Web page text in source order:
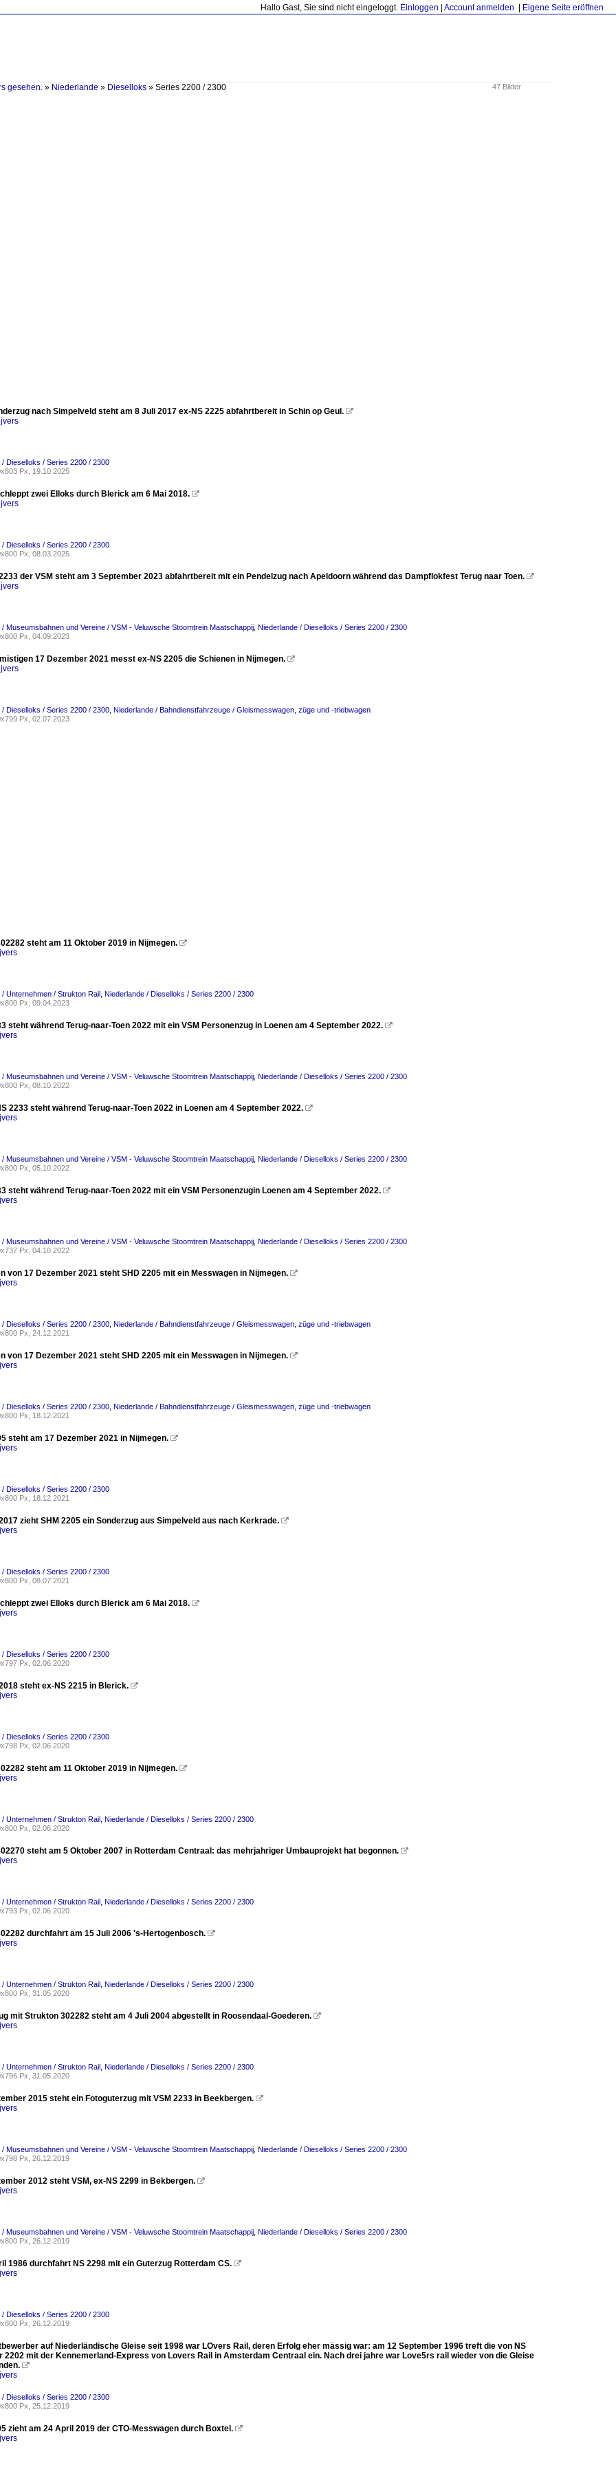
Hallo Gast, Sie sind nicht eingeloggt. Einloggen Account anmelden Eigene Seite eröffnen
47 Bilder
gesehen. » Niederlande » Dieselloks » Series 2200 / 2300
nach Simpelveld steht am 8 Juli 2017 ex-NS 2225 abfahrtbereit in Schin op Geul. 
/ Dieselloks / Series 2200 / 2300
Px, 19.10.2025
zwei Elloks durch Blerick am 6 Mai 2018. 
/ Dieselloks / Series 2200 / 2300
Px, 08.03.2025
der VSM steht am 3 September 2023 abfahrtbereit mit ein Pendelzug nach Apeldoorn während das Dampflokfest Terug naar Toen. 
/ Museumsbahnen und Vereine / VSM - Veluwsche Stoomtrein Maatschappij Niederlande / Dieselloks / Series 2200 / 2300
Px, 04.09.2023
17 Dezember 2021 messt ex-NS 2205 die Schienen in Nijmegen. 
/ Dieselloks / Series 2200 / 2300 Niederlande / Bahndienstfahrzeuge / Gleismesswagen, züge und -triebwagen
Px, 02.07.2023
steht am 11 Oktober 2019 in Nijmegen. 
/ Unternehmen / Strukton Rail Niederlande / Dieselloks / Series 2200 / 2300
Px, 09.04.2023
steht während Terug-naar-Toen 2022 mit ein VSM Personenzug in Loenen am 4 September 2022. 
/ Museumsbahnen und Vereine / VSM - Veluwsche Stoomtrein Maatschappij Niederlande / Dieselloks / Series 2200 / 2300
Px, 08.10.2022
2233 steht während Terug-naar-Toen 2022 in Loenen am 4 September 2022. 
/ Museumsbahnen und Vereine / VSM - Veluwsche Stoomtrein Maatschappij Niederlande / Dieselloks / Series 2200 / 2300
Px, 05.10.2022
steht während Terug-naar-Toen 2022 mit ein VSM Personenzugin Loenen am 4 September 2022. 
/ Museumsbahnen und Vereine / VSM - Veluwsche Stoomtrein Maatschappij Niederlande / Dieselloks / Series 2200 / 2300
Px, 04.10.2022
von 17 Dezember 2021 steht SHD 2205 mit ein Messwagen in Nijmegen. 
/ Dieselloks / Series 2200 / 2300 Niederlande / Bahndienstfahrzeuge / Gleismesswagen, züge und -triebwagen
Px, 24.12.2021
von 17 Dezember 2021 steht SHD 2205 mit ein Messwagen in Nijmegen. 
/ Dieselloks / Series 2200 / 2300 Niederlande / Bahndienstfahrzeuge / Gleismesswagen, züge und -triebwagen
Px, 18.12.2021
steht am 17 Dezember 2021 in Nijmegen. 
/ Dieselloks / Series 2200 / 2300
Px, 18.12.2021
zieht SHM 2205 ein Sonderzug aus Simpelveld aus nach Kerkrade. 
/ Dieselloks / Series 2200 / 2300
Px, 08.07.2021
zwei Elloks durch Blerick am 6 Mai 2018. 
/ Dieselloks / Series 2200 / 2300
Px, 02.06.2020
steht ex-NS 2215 in Blerick. 
/ Dieselloks / Series 2200 / 2300
Px, 02.06.2020
steht am 11 Oktober 2019 in Nijmegen. 
/ Unternehmen / Strukton Rail Niederlande / Dieselloks / Series 2200 / 2300
Px, 02.06.2020
steht am 5 Oktober 2007 in Rotterdam Centraal: das mehrjahriger Umbauprojekt hat begonnen. 
/ Unternehmen / Strukton Rail Niederlande / Dieselloks / Series 2200 / 2300
Px, 02.06.2020
durchfahrt am 15 Juli 2006 's-Hertogenbosch. 
/ Unternehmen / Strukton Rail Niederlande / Dieselloks / Series 2200 / 2300
Px, 31.05.2020
mit Strukton 302282 steht am 4 Juli 2004 abgestellt in Roosendaal-Goederen. 
/ Unternehmen / Strukton Rail Niederlande / Dieselloks / Series 2200 / 2300
Px, 31.05.2020
2015 steht ein Fotoguterzug mit VSM 2233 in Beekbergen. 
/ Museumsbahnen und Vereine / VSM - Veluwsche Stoomtrein Maatschappij Niederlande / Dieselloks / Series 2200 / 2300
Px, 26.12.2019
2012 steht VSM, ex-NS 2299 in Bekbergen. 
/ Museumsbahnen und Vereine / VSM - Veluwsche Stoomtrein Maatschappij Niederlande / Dieselloks / Series 2200 / 2300
Px, 26.12.2019
1986 durchfahrt NS 2298 mit ein Guterzug Rotterdam CS. 
/ Dieselloks / Series 2200 / 2300
Px, 26.12.2019
auf Niederländische Gleise seit 1998 war LOvers Rail, deren Erfolg eher mässig war: am 12 September 1996 treft die von NS
2202 mit der Kennemerland-Express von Lovers Rail in Amsterdam Centraal ein. Nach drei jahre war Love5rs rail wieder von die Gleise

/ Dieselloks / Series 2200 / 2300
Px, 25.12.2019
zieht am 24 April 2019 der CTO-Messwagen durch Boxtel. 